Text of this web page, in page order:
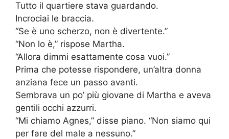
Tutto il quartiere stava guardando.
Incrociai le braccia.
“Se è uno scherzo, non è divertente.”
“Non lo è,” rispose Martha.
“Allora dimmi esattamente cosa vuoi.”
Prima che potesse rispondere, un’altra donna
anziana fece un passo avanti.
Sembrava un po’ più giovane di Martha e aveva
gentili occhi azzurri.
“Mi chiamo Agnes,” disse piano. “Non siamo qui
per fare del male a nessuno.”